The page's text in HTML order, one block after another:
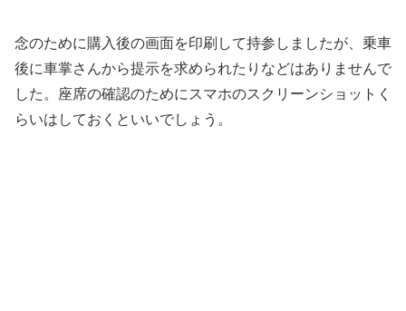
念のために購入後の画面を印刷して持参しましたが、乗車
後に車掌さんから提示を求められたりなどはありませんで
した。座席の確認のためにスマホのスクリーンショットく
らいはしておくといいでしょう。